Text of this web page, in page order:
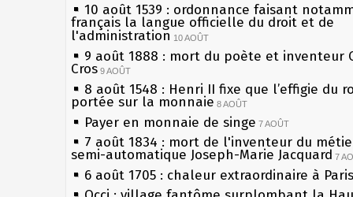
10 août 1539 : ordonnance faisant
français la langue officielle du droit et de
l'administration 10 AOÛT
9 août 1888 : mort du poète et inventeur
Cros 9 AOÛT
8 août 1548 : Henri II fixe que l’effigie du
portée sur la monnaie 8 AOÛT
Payer en monnaie de singe 7 AOÛT
7 août 1834 : mort de l'inventeur du
semi-automatique Joseph-Marie Jacquard 7
6 août 1705 : chaleur extraordinaire à Paris